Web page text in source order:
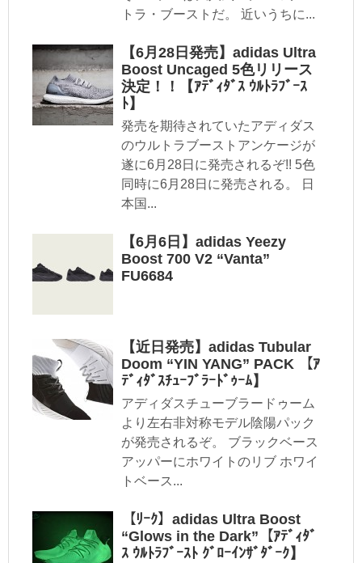
トラ・ブーストだ。 近いうちに...
【6月28日発売】adidas Ultra
Boost Uncaged 5色リリース
決定！！【ｱﾃﾞｨﾀﾞｽ ｳﾙﾄﾗﾌﾞｰｽ
ﾄ】
発売を期待されていたアディダス
のウルトラブーストアンケージが
遂に6月28日に発売されるぞ!! 5色
同時に6月28日に発売される。 日
本国...
【6月6日】adidas Yeezy
Boost 700 V2 “Vanta”
FU6684
【近日発売】adidas Tubular
Doom “YIN YANG” PACK 【ｱ
ﾃﾞｨﾀﾞｽﾁｭｰﾌﾞﾗｰﾄﾞｩｰﾑ】
アディダスチューブラードゥーム
より左右非対称モデル陰陽パック
が発売されるぞ。 ブラックベース
アッパーにホワイトのリブ ホワイ
トベース...
【ﾘｰｸ】adidas Ultra Boost
“Glows in the Dark”【ｱﾃﾞｨﾀﾞ
ｽ ｳﾙﾄﾗﾌﾞｰｽﾄ ｸﾞﾛｰｲﾝｻﾞﾀﾞｰｸ】